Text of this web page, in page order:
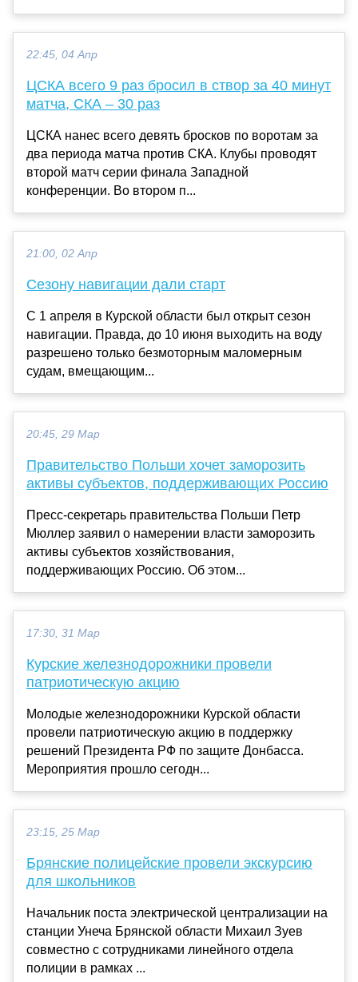
22:45, 04 Апр
ЦСКА всего 9 раз бросил в створ за 40 минут
матча, СКА – 30 раз
ЦСКА нанес всего девять бросков по воротам за
два периода матча против СКА. Клубы проводят
второй матч серии финала Западной
конференции. Во втором п...
21:00, 02 Апр
Сезону навигации дали старт
С 1 апреля в Курской области был открыт сезон
навигации. Правда, до 10 июня выходить на воду
разрешено только безмоторным маломерным
судам, вмещающим...
20:45, 29 Мар
Правительство Польши хочет заморозить
активы субъектов, поддерживающих Россию
Пресс-секретарь правительства Польши Петр
Мюллер заявил о намерении власти заморозить
активы субъектов хозяйствования,
поддерживающих Россию. Об этом...
17:30, 31 Мар
Курские железнодорожники провели
патриотическую акцию
Молодые железнодорожники Курской области
провели патриотическую акцию в поддержку
решений Президента РФ по защите Донбасса.
Мероприятия прошло сегодн...
23:15, 25 Мар
Брянские полицейские провели экскурсию
для школьников
Начальник поста электрической централизации на
станции Унеча Брянской области Михаил Зуев
совместно с сотрудниками линейного отдела
полиции в рамках ...